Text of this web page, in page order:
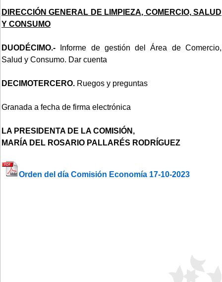
DIRECCIÓN GENERAL DE LIMPIEZA, COMERCIO, SALUD
Y CONSUMO
DUODÉCIMO.- Informe de gestión del Área de Comercio,
Salud y Consumo. Dar cuenta
DECIMOTERCERO. Ruegos y preguntas
Granada a fecha de firma electrónica
LA PRESIDENTA DE LA COMISIÓN,
MARÍA DEL ROSARIO PALLARÉS RODRÍGUEZ
Orden del día Comisión Economía 17-10-2023